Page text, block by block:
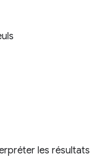
les résultats